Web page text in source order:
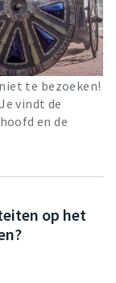
te bezoeken!
vindt de
en de
op het